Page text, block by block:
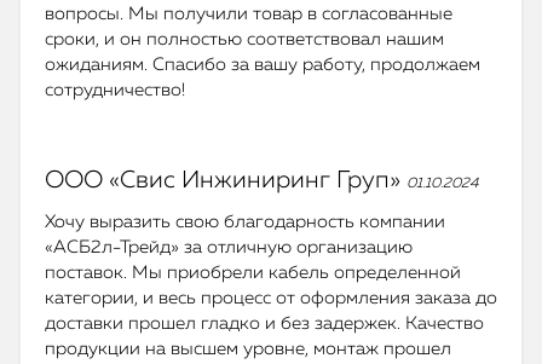
вопросы. Мы получили товар в согласованные
сроки, и он полностью соответствовал нашим
ожиданиям. Спасибо за вашу работу, продолжаем
сотрудничество!
ООО «Свис Инжиниринг Груп» 01.10.2024
Хочу выразить свою благодарность компании
«АСБ2л-Трейд» за отличную организацию
поставок. Мы приобрели кабель определенной
категории, и весь процесс от оформления заказа до
доставки прошел гладко и без задержек. Качество
продукции на высшем уровне, монтаж прошел